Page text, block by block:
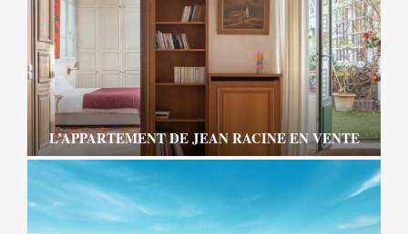
L’APPARTEMENT DE JEAN RACINE EN VENTE